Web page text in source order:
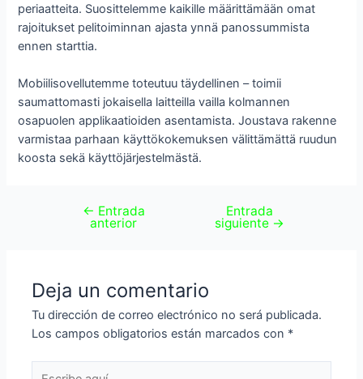
periaatteita. Suosittelemme kaikille määrittämään omat
rajoitukset pelitoiminnan ajasta ynnä panossummista
ennen starttia.
Mobiilisovellutemme toteutuu täydellinen – toimii
saumattomasti jokaisella laitteilla vailla kolmannen
osapuolen applikaatioiden asentamista. Joustava rakenne
varmistaa parhaan käyttökokemuksen välittämättä ruudun
koosta sekä käyttöjärjestelmästä.
← Entrada
anterior
Entrada
siguiente →
Deja un comentario
Tu dirección de correo electrónico no será publicada.
Los campos obligatorios están marcados con *